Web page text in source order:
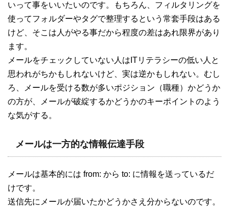
いって事をいいたいのです。もちろん、フィルタリングを
使ってフォルダーやタグで整理するという常套手段はある
けど、そこは人がやる事だから程度の差はあれ限界があり
ます。
メールをチェックしていない人はITリテラシーの低い人と
思われがちかもしれないけど、実は逆かもしれない。むし
ろ、メールを受ける数が多いポジション（職種）かどうか
の方が、メールが破綻するかどうかのキーポイントのよう
な気がする。
メールは一方的な情報伝達手段
メールは基本的には from: から to: に情報を送っているだ
けです。
送信先にメールが届いたかどうかさえ分からないのです。